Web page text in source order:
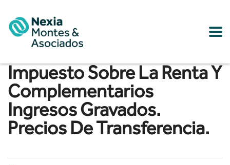
Impuesto Sobre La Renta Y
Complementarios
Ingresos Gravados.
Precios De Transferencia.